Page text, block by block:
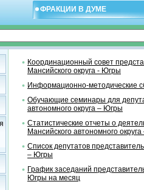
ФРАКЦИИ В ДУМЕ
Координационный совет
Мансийского округа - Югры
Информационно-методические
Обучающие семинары для
автономного округа – Югры
Статистические отчеты о
Мансийского автономного
Список депутатов
– Югры
График заседаний
Югры на месяц